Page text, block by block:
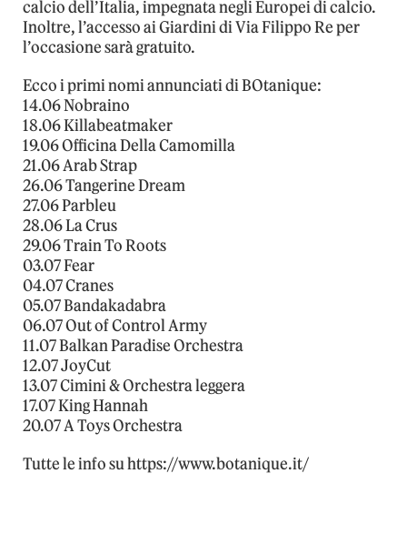
calcio dell’Italia, impegnata negli Europei di calcio.
Inoltre,l’accesso ai Giardini di Via Filippo Re per
l’occasione sarà gratuito.
Ecco i primi nomi annunciati di BOtanique:
14.06 Nobraino
18.06 Killabeatmaker
19.06 Officina Della Camomilla
21.06 Arab Strap
26.06 Tangerine Dream
27.06 Parbleu
28.06 La Crus
29.06 Train To Roots
03.07 Fear
04.07 Cranes
05.07 Bandakadabra
06.07 Out of Control Army
11.07 Balkan Paradise Orchestra
12.07 JoyCut
13.07 Cimini & Orchestra leggera
17.07 King Hannah
20.07 A Toys Orchestra
Tutte le info su https://www.botanique.it/